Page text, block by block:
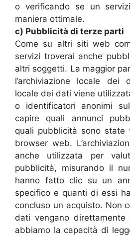
o verificando se un
maniera ottimale.
c) Pubblicità di terze parti
Come su altri siti web
servizi troverai anche
altri soggetti. La maggior
l’archiviazione locale dei
locale dei dati viene
o identificatori anonimi
capire quali annunci
quali pubblicità sono state
browser web.
anche utilizzata per
pubblicità, misurando il
hanno fatto clic su un
specifico e quanti di essi
concluso un acquisto. Non
dati vengano
abbiamo la capacità di